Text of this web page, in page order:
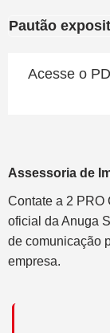
Pautão
Acesse o
Assessoria de
Contate a 2 PRO
oficial da Anuga
de comunicação
empresa.